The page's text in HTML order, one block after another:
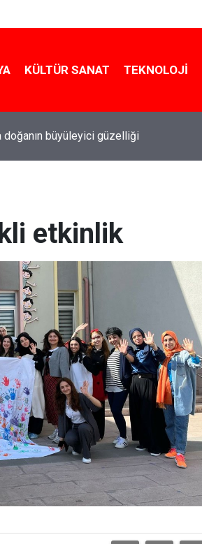
KÜLTÜR SANAT TEKNOLOJI
doğanın büyüleyici güzelliği
etkinlik